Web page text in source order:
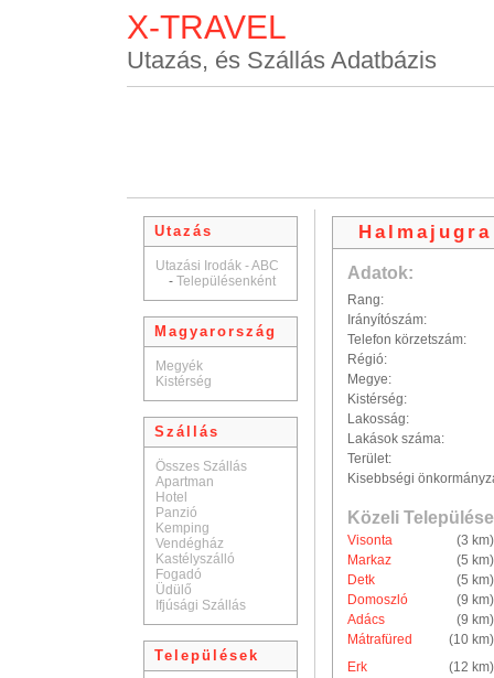
X-TRAVEL
Utazás, és Szállás Adatbázis
Utazás
Utazási Irodák - ABC
- Településenként
Magyarország
Megyék
Kistérség
Szállás
Összes Szállás
Apartman
Hotel
Panzió
Kemping
Vendégház
Kastélyszálló
Fogadó
Üdülő
Ifjúsági Szállás
Települések
Halmajugra
Adatok:
Rang:
Irányítószám:
Telefon körzetszám:
Régió:
Megye:
Kistérség:
Lakosság:
Lakások száma:
Terület:
Kisebbségi
Közeli
Visonta
(3 km)
Markaz
(5 km)
Detk
(5 km)
Domoszló
(9 km)
Adács
(9 km)
Mátrafüred
(10 km)
Erk
(12 km)